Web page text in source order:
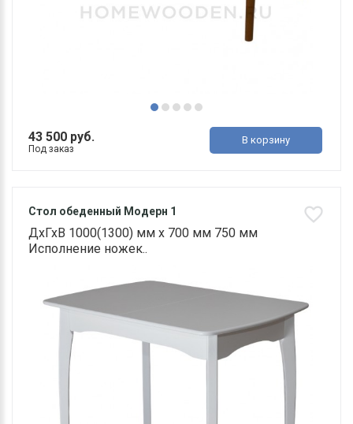
43 500 руб.
Под заказ
В корзину
Стол обеденный Модерн 1
ДхГхВ 1000(1300) мм х 700 мм 750 мм
Исполнение ножек..